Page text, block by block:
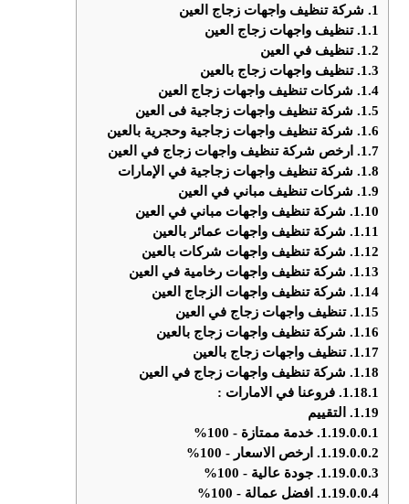
1. شركة تنظيف واجهات زجاج العين
1.1. تنظيف واجهات زجاج العين
1.2. تنظيف في العين
1.3. تنظيف واجهات زجاج بالعين
1.4. شركات تنظيف واجهات زجاج العين
1.5. شركة تنظيف واجهات زجاجية فى العين
1.6. شركة تنظيف واجهات زجاجية وحجرية بالعين
1.7.
ارخص شركة تنظيف واجهات زجاج في العين
1.8. شركة تنظيف واجهات زجاجية في الإمارات
1.9. شركات تنظيف مباني في العين
1.10. شركة تنظيف واجهات مباني في العين
1.11. شركة تنظيف واجهات عمائر بالعين
1.12. شركة تنظيف واجهات شركات بالعين
1.13. شركة تنظيف واجهات رخامية في العين
1.14. شركة تنظيف واجهات الزجاج العين
1.15. تنظيف واجهات زجاج في العين
1.16. شركة تنظيف واجهات زجاج بالعين
1.17. تنظيف واجهات زجاج بالعين
1.18. شركة تنظيف واجهات زجاج في العين
1.18.1. فروعنا في الامارات :
1.19.
التقييم
1.19.0.0.1. خدمة ممتازة - 100%
1.19.0.0.2.
ارخص الاسعار - 100%
1.19.0.0.3. جودة عالية - 100%
1.19.0.0.4.
افضل عمالة - 100%